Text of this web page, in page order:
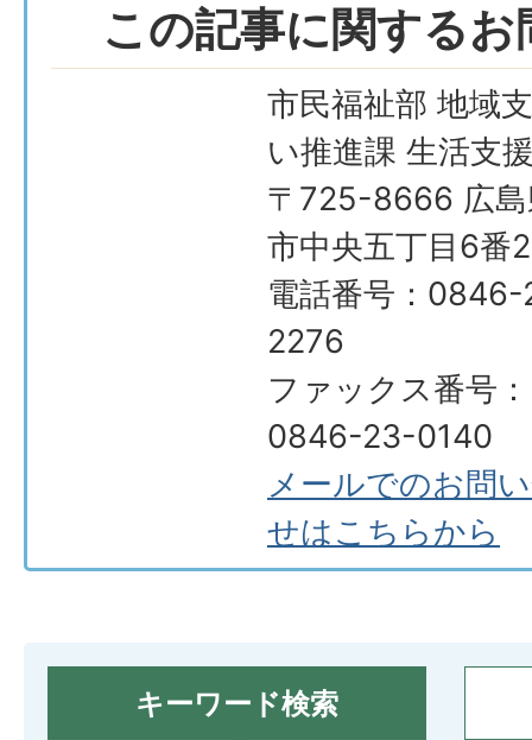
この記事に関する
市民福祉部 地域
い推進課 生活支
〒725-8666 広島
市中央五丁目6番
電話番号：
2276
ファックス番号：
0846-23-0140
メールでのお問
せはこちらから
キーワード検索